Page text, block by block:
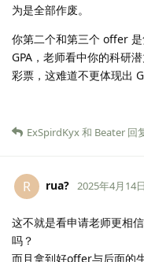
为是全部作废。
你第二个和第三个 offer
GPA，老师看中你的科研
彩票，这难道不更体现出
ExSpirdKyx和 Beater 回
R rua? 2025年4月14日
这不就是看申请老师更相
吗？
而且拿到好offer与后面的